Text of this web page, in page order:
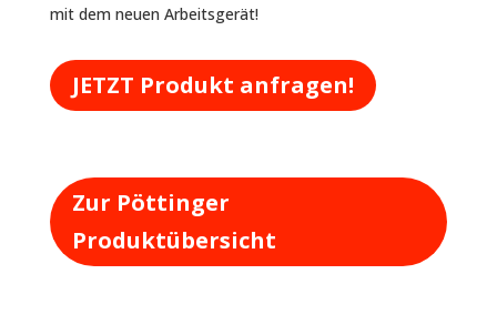
mit dem neuen Arbeitsgerät!
JETZT Produkt anfragen!
Zur Pöttinger
Produktübersicht